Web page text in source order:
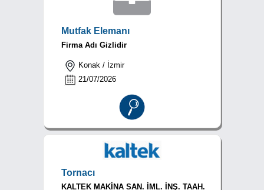
Mutfak Elemanı
Firma Adı Gizlidir
Konak / İzmir
21/07/2026
Tornacı
KALTEK MAKİNA SAN. İML. İNŞ. TAAH.